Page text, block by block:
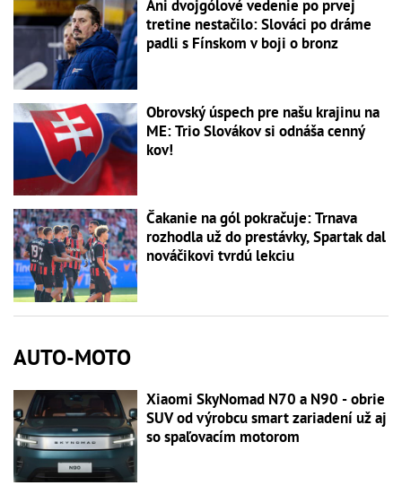
Ani dvojgólové vedenie po prvej
tretine nestačilo: Slováci po dráme
padli s Fínskom v boji o bronz
Obrovský úspech pre našu krajinu na
ME: Trio Slovákov si odnáša cenný
kov!
Čakanie na gól pokračuje: Trnava
rozhodla už do prestávky, Spartak dal
nováčikovi tvrdú lekciu
AUTO-MOTO
Xiaomi SkyNomad N70 a N90 - obrie
SUV od výrobcu smart zariadení už aj
so spaľovacím motorom